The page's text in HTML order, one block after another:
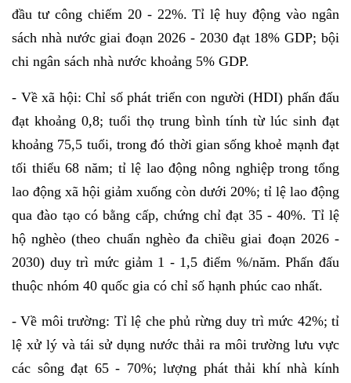
đầu tư công chiếm 20 - 22%. Tỉ lệ huy động vào ngân
sách nhà nước giai đoạn 2026 - 2030 đạt 18% GDP; bội
chi ngân sách nhà nước khoảng 5% GDP.
- Về xã hội: Chỉ số phát triển con người (HDI) phấn đấu
đạt khoảng 0,8; tuổi thọ trung bình tính từ lúc sinh đạt
khoảng 75,5 tuổi, trong đó thời gian sống khoẻ mạnh đạt
tối thiểu 68 năm; tỉ lệ lao động nông nghiệp trong tổng
lao động xã hội giảm xuống còn dưới 20%; tỉ lệ lao động
qua đào tạo có bằng cấp, chứng chỉ đạt 35 - 40%. Tỉ lệ
hộ nghèo (theo chuẩn nghèo đa chiều giai đoạn 2026 -
2030) duy trì mức giảm 1 - 1,5 điểm %/năm. Phấn đấu
thuộc nhóm 40 quốc gia có chỉ số hạnh phúc cao nhất.
- Về môi trường: Tỉ lệ che phủ rừng duy trì mức 42%; tỉ
lệ xử lý và tái sử dụng nước thải ra môi trường lưu vực
các sông đạt 65 - 70%; lượng phát thải khí nhà kính